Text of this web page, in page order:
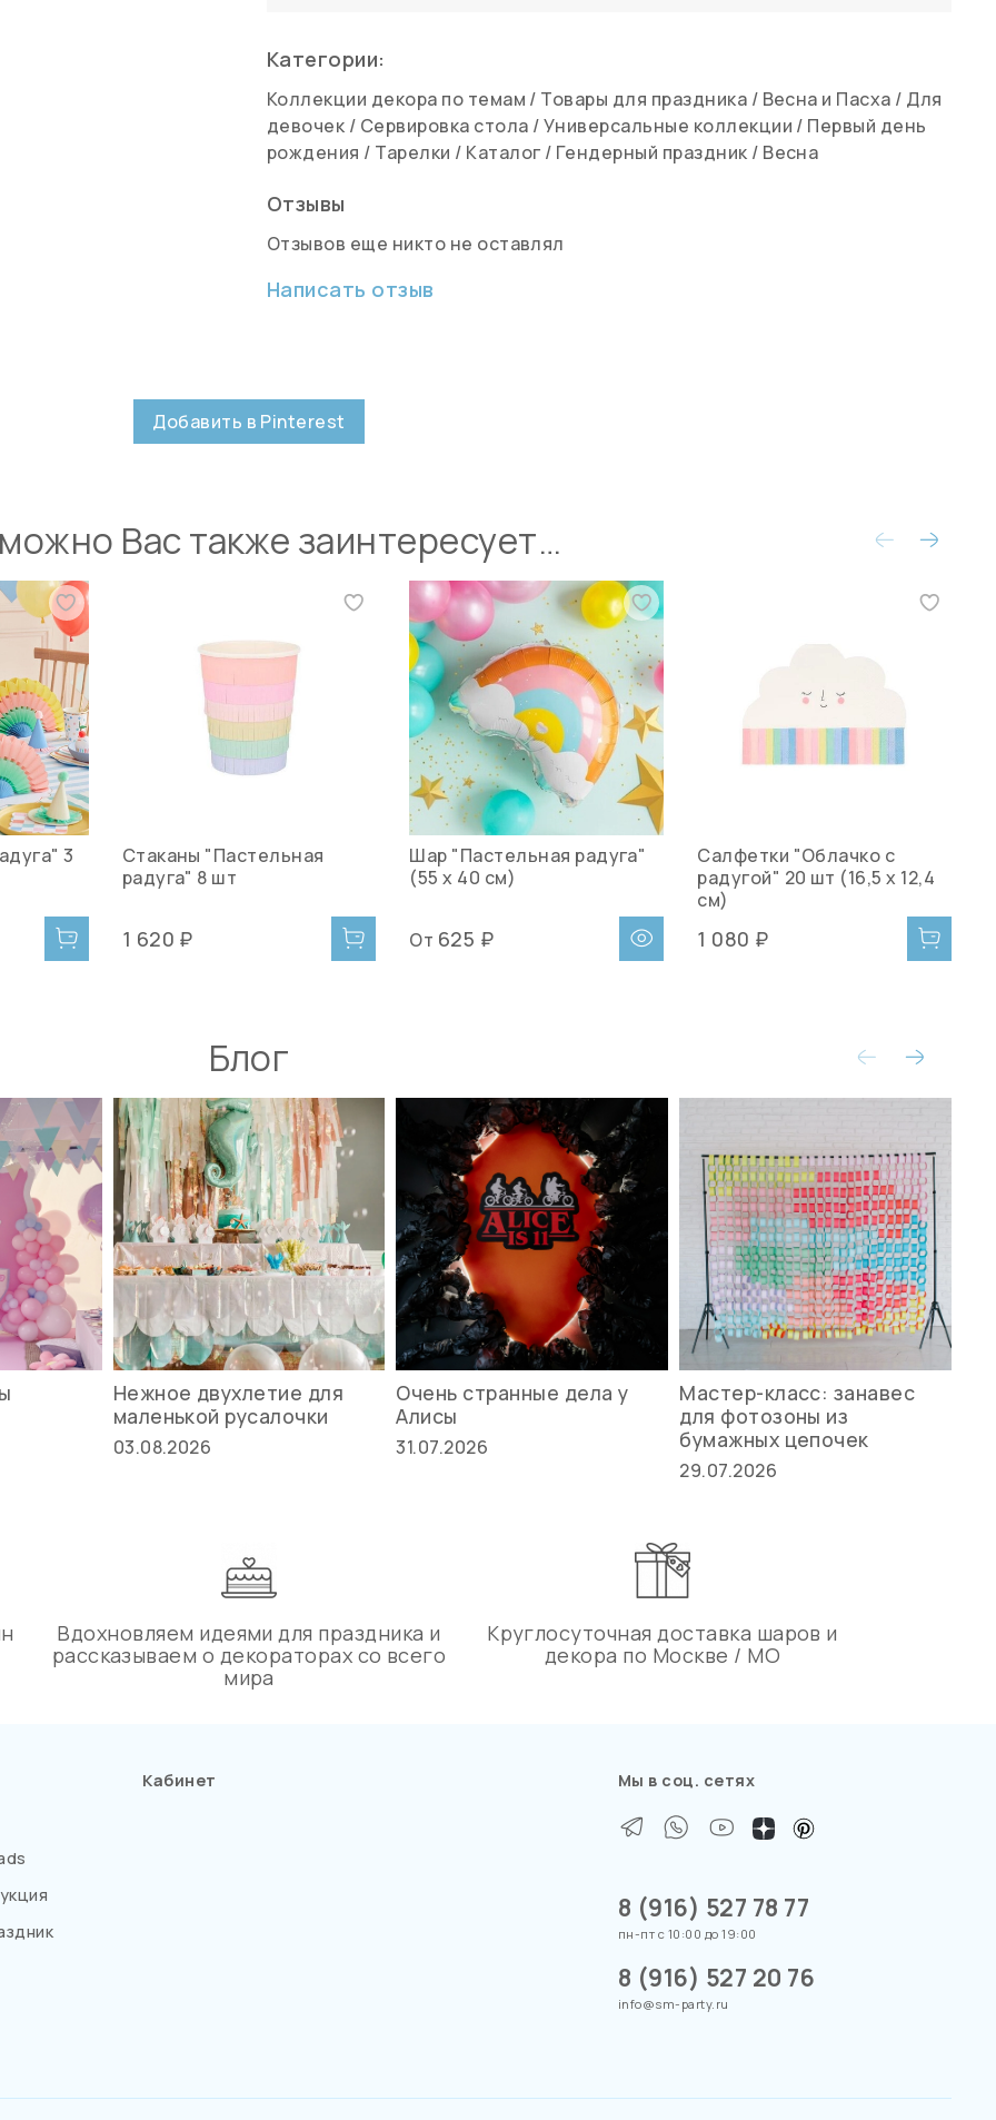
Категории:
Коллекции декора по темам / Товары для праздника / Весна и Пасха / Для
девочек / Сервировка стола /Универсальные коллекции / Первый день
рождения / Тарелки / Каталог / Гендерный праздник / Весна
Отзывы
Отзывов еще никто не оставлял
Написать отзыв
Добавить в Pinterest
Вас также заинтересует…
3
Стаканы "Пастельная
радуга" 8 шт
1 620 ₽
Шар "Пастельная радуга"
(55 х 40 см)
От 625 ₽
Салфетки "Облачко с
радугой" 20 шт (16,5 х 12,4
см)
1 080 ₽
Блог
Нежное двухлетие для
маленькой русалочки
03.08.2026
Очень странные дела у
Алисы
31.07.2026
Мастер-класс: занавес
для фотозоны из
бумажных цепочек
29.07.2026
Вдохновляем идеями для праздника и
рассказываем о декораторах со всего
мира
Круглосуточная доставка шаров и
декора по Москве / МО
Кабинет Мы в соц. сетях
8 (916) 527 78 77
пн-пт с 10:00 до 19:00
8 (916) 527 20 76
info@sm-party.ru